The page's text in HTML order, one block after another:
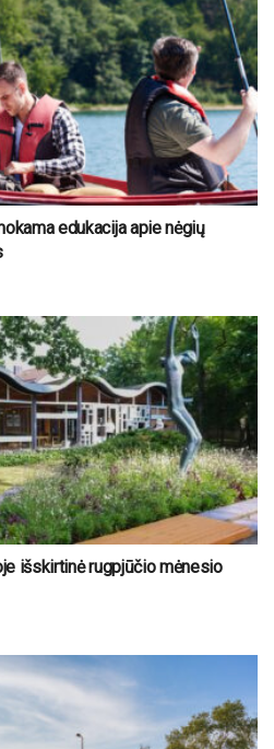
edukacija apie nėgių
išskirtinė rugpjūčio mėnesio